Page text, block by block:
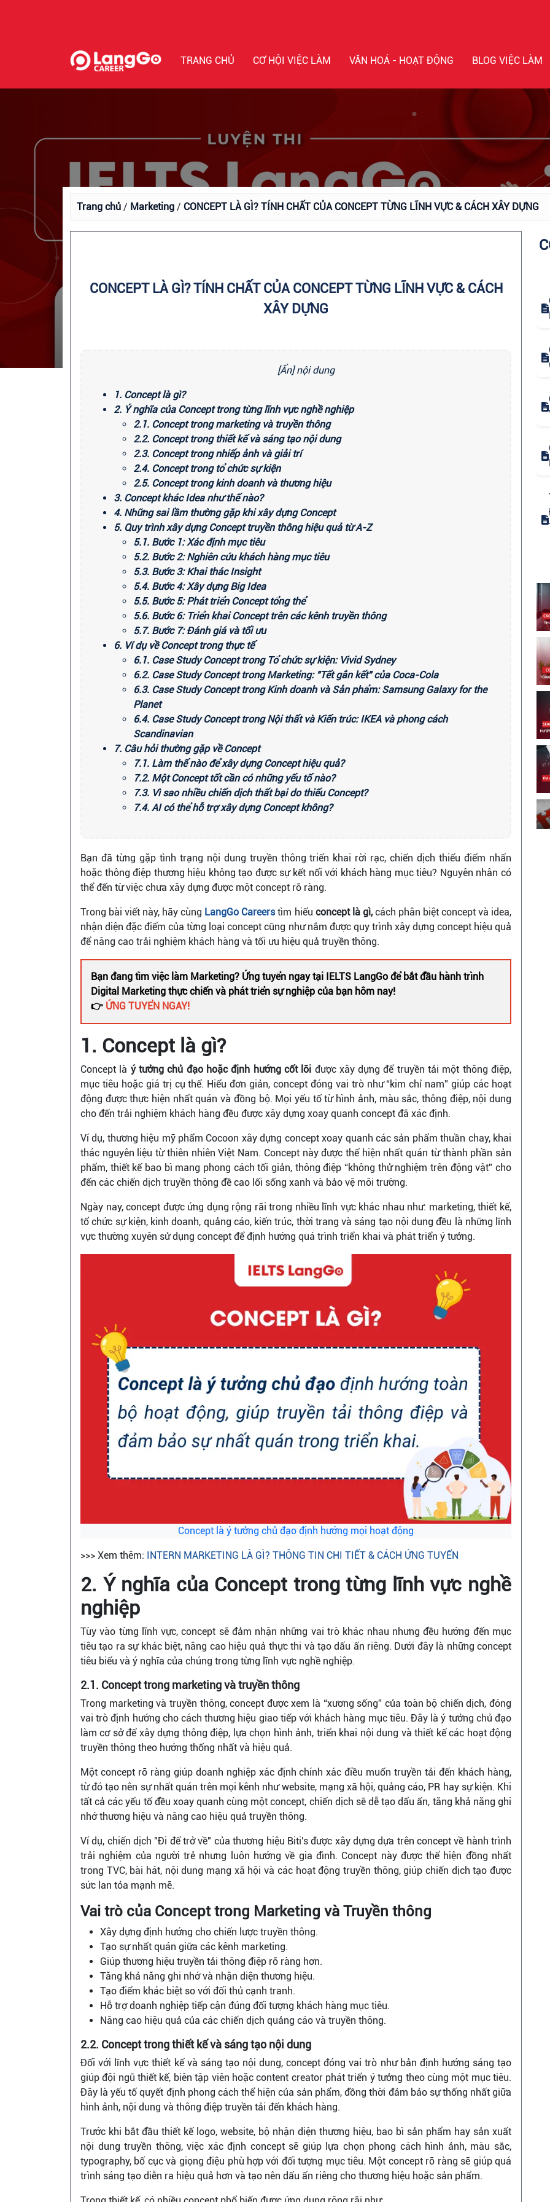
TRANG CHỦ CƠ HỘI VIỆC LÀM VĂN HOÁ - HOẠT ĐỘNG BLOG VIỆC LÀM
Trang chủ / Marketing / CONCEPT LÀ GÌ? TÍNH CHẤT CỦA CONCEPT TỪNG LĨNH VỰC & CÁCH XÂY DỰNG
CONCEPT LÀ GÌ? TÍNH CHẤT CỦA CONCEPT TỪNG LĨNH VỰC & CÁCH
XÂY DỰNG
[Ẩn] nội dung
1. Concept là gì?
2. Ý nghĩa của Concept trong từng lĩnh vực nghề nghiệp
2.1. Concept trong marketing và truyền thông
2.2. Concept trong thiết kế và sáng tạo nội dung
2.3. Concept trong nhiếp ảnh và giải trí
2.4. Concept trong tổ chức sự kiện
2.5. Concept trong kinh doanh và thương hiệu
3. Concept khác Idea như thế nào?
4. Những sai lầm thường gặp khi xây dựng Concept
5. Quy trình xây dựng Concept truyền thông hiệu quả từ A-Z
5.1. Bước 1: Xác định mục tiêu
5.2. Bước 2: Nghiên cứu khách hàng mục tiêu
5.3. Bước 3: Khai thác Insight
5.4. Bước 4: Xây dựng Big Idea
5.5. Bước 5: Phát triển Concept tổng thể
5.6. Bước 6: Triển khai Concept trên các kênh truyền thông
5.7. Bước 7: Đánh giá và tối ưu
6. Ví dụ về Concept trong thực tế
6.1. Case Study Concept trong Tổ chức sự kiện: Vivid Sydney
6.2. Case Study Concept trong Marketing: "Tết gắn kết" của Coca-Cola
6.3. Case Study Concept trong Kinh doanh và Sản phẩm: Samsung Galaxy for the
Planet
6.4. Case Study Concept trong Nội thất và Kiến trúc: IKEA và phong cách
Scandinavian
7. Câu hỏi thường gặp về Concept
7.1. Làm thế nào để xây dựng Concept hiệu quả?
7.2. Một Concept tốt cần có những yếu tố nào?
7.3. Vì sao nhiều chiến dịch thất bại do thiếu Concept?
7.4. AI có thể hỗ trợ xây dựng Concept không?
Bạn đã từng gặp tình trạng nội dung truyền thông triển khai rời rạc, chiến dịch thiếu điểm nhấn
hoặc thông điệp thương hiệu không tạo được sự kết nối với khách hàng mục tiêu? Nguyên nhân có
thể đến từ việc chưa xây dựng được một concept rõ ràng.
Trong bài viết này, hãy cùng LangGo Careerstìm hiểu concept là gì,cách phân biệt concept và idea,
nhận diện đặc điểm của từng loại concept cũng như nắm được quy trình xây dựng concept hiệu quả
để nâng cao trải nghiệm khách hàng và tối ưu hiệu quả truyền thông.
Bạn đang tìm việc làm Marketing? Ứng tuyển ngay tại IELTS LangGo để bắt đầu hành trình
Digital Marketing thực chiến và phát triển sự nghiệp của bạn hôm nay!
👉 ỨNG TUYỂN NGAY!
1. Concept là gì?
Concept là ý tưởng chủ đạo hoặc định hướng cốt lõi được xây dựng để truyền tải một thông điệp,
mục tiêu hoặc giá trị cụ thể. Hiểu đơn giản, concept đóng vai trò như “kim chỉ nam” giúp các hoạt
động được thực hiện nhất quán và đồng bộ. Mọi yếu tố từ hình ảnh, màu sắc, thông điệp, nội dung
cho đến trải nghiệm khách hàng đều được xây dựng xoay quanh concept đã xác định.
Ví dụ, thương hiệu mỹ phẩm Cocoon xây dựng concept xoay quanh các sản phẩm thuần chay, khai
thác nguyên liệu từ thiên nhiên Việt Nam. Concept này được thể hiện nhất quán từ thành phần sản
phẩm, thiết kế bao bì mang phong cách tối giản, thông điệp “không thử nghiệm trên động vật” cho
đến các chiến dịch truyền thông đề cao lối sống xanh và bảo vệ môi trường.
Ngày nay, concept được ứng dụng rộng rãi trong nhiều lĩnh vực khác nhau như: marketing, thiết kế,
tổ chức sự kiện, kinh doanh, quảng cáo, kiến trúc, thời trang và sáng tạo nội dung đều là những lĩnh
vực thường xuyên sử dụng concept để định hướng quá trình triển khai và phát triển ý tưởng.
Concept là ý tưởng chủ đạo định hướng mọi hoạt động
>>> Xem thêm: INTERN MARKETING LÀ GÌ? THÔNG TIN CHI TIẾT & CÁCH ỨNG TUYỂN
2. Ý nghĩa của Concept trong từng lĩnh vực nghề
nghiệp
Tùy vào từng lĩnh vực, concept sẽ đảm nhận những vai trò khác nhau nhưng đều hướng đến mục
tiêu tạo ra sự khác biệt, nâng cao hiệu quả thực thi và tạo dấu ấn riêng. Dưới đây là những concept
tiêu biểu và ý nghĩa của chúng trong từng lĩnh vực nghề nghiệp.
2.1. Concept trong marketing và truyền thông
Trong marketing và truyền thông, concept được xem là “xương sống” của toàn bộ chiến dịch, đóng
vai trò định hướng cho cách thương hiệu giao tiếp với khách hàng mục tiêu. Đây là ý tưởng chủ đạo
làm cơ sở để xây dựng thông điệp, lựa chọn hình ảnh, triển khai nội dung và thiết kế các hoạt động
truyền thông theo hướng thống nhất và hiệu quả.
Một concept rõ ràng giúp doanh nghiệp xác định chính xác điều muốn truyền tải đến khách hàng,
từ đó tạo nên sự nhất quán trên mọi kênh như website, mạng xã hội, quảng cáo, PR hay sự kiện. Khi
tất cả các yếu tố đều xoay quanh cùng một concept, chiến dịch sẽ dễ tạo dấu ấn, tăng khả năng ghi
nhớ thương hiệu và nâng cao hiệu quả truyền thông.
Ví dụ, chiến dịch "Đi để trở về" của thương hiệu Biti's được xây dựng dựa trên concept về hành trình
trải nghiệm của người trẻ nhưng luôn hướng về gia đình. Concept này được thể hiện đồng nhất
trong TVC, bài hát, nội dung mạng xã hội và các hoạt động truyền thông, giúp chiến dịch tạo được
sức lan tỏa mạnh mẽ.
Vai trò của Concept trong Marketing và Truyền thông
Xây dựng định hướng cho chiến lược truyền thông.
Tạo sự nhất quán giữa các kênh marketing.
Giúp thương hiệu truyền tải thông điệp rõ ràng hơn.
Tăng khả năng ghi nhớ và nhận diện thương hiệu.
Tạo điểm khác biệt so với đối thủ cạnh tranh.
Hỗ trợ doanh nghiệp tiếp cận đúng đối tượng khách hàng mục tiêu.
Nâng cao hiệu quả của các chiến dịch quảng cáo và truyền thông.
2.2. Concept trong thiết kế và sáng tạo nội dung
Đối với lĩnh vực thiết kế và sáng tạo nội dung, concept đóng vai trò như bản định hướng sáng tạo
giúp đội ngũ thiết kế, biên tập viên hoặc content creator phát triển ý tưởng theo cùng một mục tiêu.
Đây là yếu tố quyết định phong cách thể hiện của sản phẩm, đồng thời đảm bảo sự thống nhất giữa
hình ảnh, nội dung và thông điệp truyền tải đến khách hàng.
Trước khi bắt đầu thiết kế logo, website, bộ nhận diện thương hiệu, bao bì sản phẩm hay sản xuất
nội dung truyền thông, việc xác định concept sẽ giúp lựa chọn phong cách hình ảnh, màu sắc,
typography, bố cục và giọng điệu phù hợp với đối tượng mục tiêu. Một concept rõ ràng sẽ giúp quá
trình sáng tạo diễn ra hiệu quả hơn và tạo nên dấu ấn riêng cho thương hiệu hoặc sản phẩm.